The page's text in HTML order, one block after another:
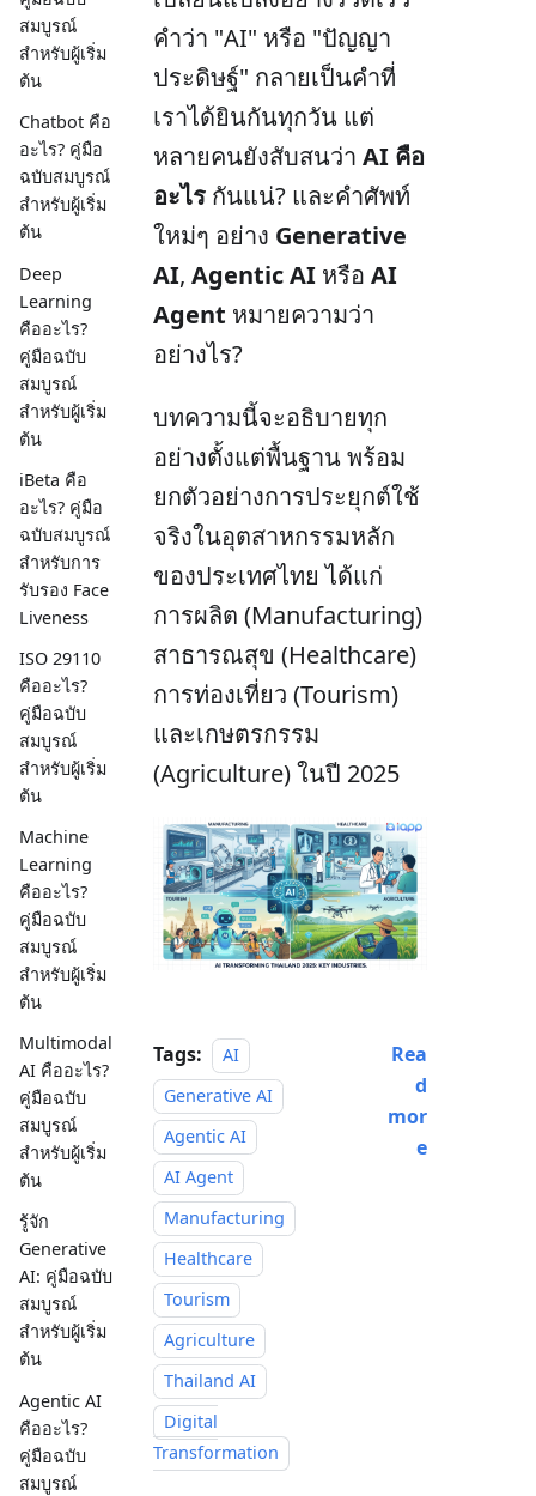
สมบูรณ์
สำหรับผู้เริ่ม
ต้น
Chatbot คือ
อะไร? คู่มือ
ฉบับสมบูรณ์
สำหรับผู้เริ่ม
ต้น
Deep
Learning
คืออะไร?
คู่มือฉบับ
สมบูรณ์
สำหรับผู้เริ่ม
ต้น
iBeta คือ
อะไร? คู่มือ
ฉบับสมบูรณ์
สำหรับการ
รับรอง Face
Liveness
ISO 29110
คืออะไร?
คู่มือฉบับ
สมบูรณ์
สำหรับผู้เริ่ม
ต้น
Machine
Learning
คืออะไร?
คู่มือฉบับ
สมบูรณ์
สำหรับผู้เริ่ม
ต้น
Multimodal
AI คืออะไร?
คู่มือฉบับ
สมบูรณ์
สำหรับผู้เริ่ม
ต้น
รู้จัก
Generative
AI: คู่มือฉบับ
สมบูรณ์
สำหรับผู้เริ่ม
ต้น
Agentic AI
คืออะไร?
คู่มือฉบับ
สมบูรณ์
คำว่า "AI" หรือ "ปัญญา
ประดิษฐ์" กลายเป็นคำที่
เราได้ยินกันทุกวัน แต่
หลายคนยังสับสนว่า AI คือ
อะไร กันแน่? และคำศัพท์
ใหม่ๆ อย่าง Generative
AI, Agentic AI หรือ AI
Agent หมายความว่า
อย่างไร?
บทความนี้จะอธิบายทุก
อย่างตั้งแต่พื้นฐาน พร้อม
ยกตัวอย่างการประยุกต์ใช้
จริงในอุตสาหกรรมหลัก
ของประเทศไทย ได้แก่
การผลิต (Manufacturing)
สาธารณสุข (Healthcare)
การท่องเที่ยว (Tourism)
และเกษตรกรรม
(Agriculture) ในปี 2025
Tags:
AI
Generative AI
Agentic AI
AI Agent
Manufacturing
Healthcare
Tourism
Agriculture
Thailand AI
Digital
Transformation
Rea
d
mor
e